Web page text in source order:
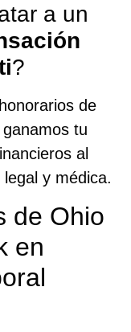
a un
?
de
tu
al
y médica.
de Ohio
en